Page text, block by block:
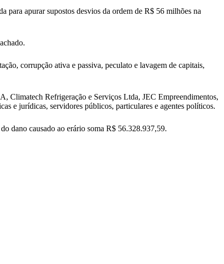
apurar supostos desvios da ordem de R$ 56 milhões na
corrupção ativa e passiva, peculato e lavagem de capitais,
Refrigeração e Serviços Ltda, JEC Empreendimentos,
e jurídicas, servidores públicos, particulares e agentes políticos.
dano causado ao erário soma R$ 56.328.937,59.